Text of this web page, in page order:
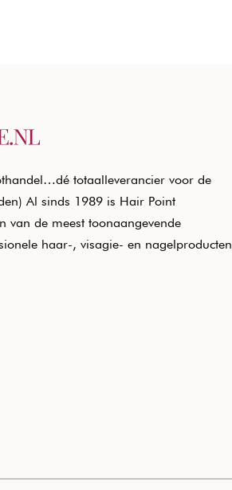
totaalleverancier voor de
Al sinds 1989 is Hair Point
van de meest toonaangevende
haar-, visagie- en nagelproducten